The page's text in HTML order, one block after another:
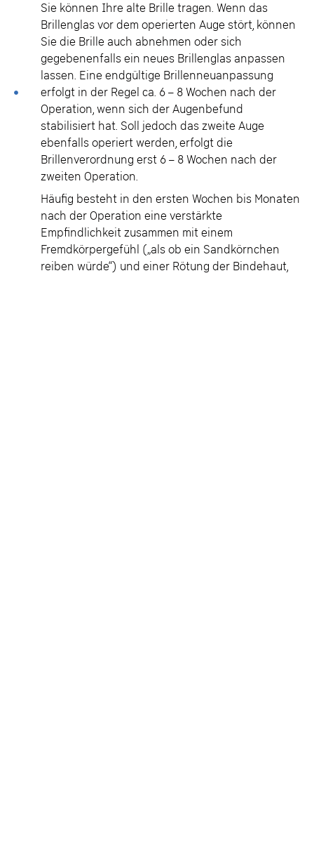
Sie können Ihre alte Brille tragen. Wenn das
Brillenglas vor dem operierten Auge stört, können
Sie die Brille auch abnehmen oder sich
gegebenenfalls ein neues Brillenglas anpassen
lassen. Eine endgültige Brillenneuanpassung
erfolgt in der Regel ca. 6 – 8 Wochen nach der
Operation, wenn sich der Augenbefund
stabilisiert hat. Soll jedoch das zweite Auge
ebenfalls operiert werden, erfolgt die
Brillenverordnung erst 6 – 8 Wochen nach der
zweiten Operation.
Häufig besteht in den ersten Wochen bis Monaten
nach der Operation eine verstärkte
Empfindlichkeit zusammen mit einem
Fremdkörpergefühl („als ob ein Sandkörnchen
reiben würde“) und einer Rötung der Bindehaut,